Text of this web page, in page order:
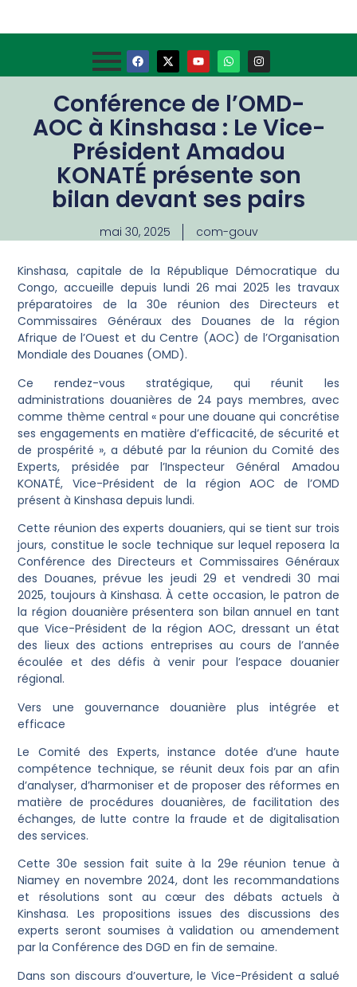
Conférence de l’OMD-
AOC à Kinshasa : Le Vice-
Président Amadou
KONATÉ présente son
bilan devant ses pairs
mai 30, 2025 com-gouv
Kinshasa, capitale de la République Démocratique du
Congo, accueille depuis lundi 26 mai 2025 les travaux
préparatoires de la 30e réunion des Directeurs et
Commissaires Généraux des Douanes de la région
Afrique de l’Ouest et du Centre (AOC) de l’Organisation
Mondiale des Douanes (OMD).
Ce rendez-vous stratégique, qui réunit les
administrations douanières de 24 pays membres, avec
comme thème central « pour une douane qui concrétise
ses engagements en matière d’efficacité, de sécurité et
de prospérité », a débuté par la réunion du Comité des
Experts, présidée par l’Inspecteur Général Amadou
KONATÉ, Vice-Président de la région AOC de l’OMD
présent à Kinshasa depuis lundi.
Cette réunion des experts douaniers, qui se tient sur trois
jours, constitue le socle technique sur lequel reposera la
Conférence des Directeurs et Commissaires Généraux
des Douanes, prévue les jeudi 29 et vendredi 30 mai
2025, toujours à Kinshasa. À cette occasion, le patron de
la région douanière présentera son bilan annuel en tant
que Vice-Président de la région AOC, dressant un état
des lieux des actions entreprises au cours de l’année
écoulée et des défis à venir pour l’espace douanier
régional.
Vers une gouvernance douanière plus intégrée et
efficace
Le Comité des Experts, instance dotée d’une haute
compétence technique, se réunit deux fois par an afin
d’analyser, d’harmoniser et de proposer des réformes en
matière de procédures douanières, de facilitation des
échanges, de lutte contre la fraude et de digitalisation
des services.
Cette 30e session fait suite à la 29e réunion tenue à
Niamey en novembre 2024, dont les recommandations
et résolutions sont au cœur des débats actuels à
Kinshasa. Les propositions issues des discussions des
experts seront soumises à validation ou amendement
par la Conférence des DGD en fin de semaine.
Dans son discours d’ouverture, le Vice-Président a salué